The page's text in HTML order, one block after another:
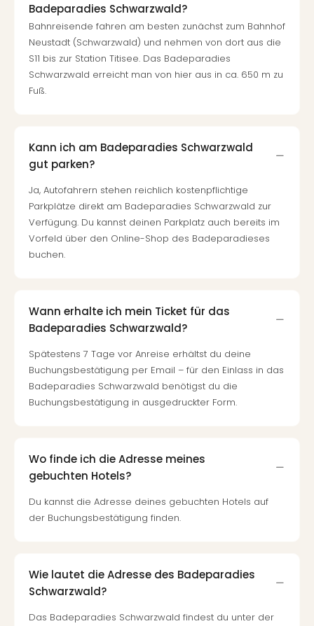
Badeparadies Schwarzwald?
Bahnreisende fahren am besten zunächst zum Bahnhof
Neustadt (Schwarzwald) und nehmen von dort aus die
S11 bis zur Station Titisee. Das Badeparadies
Schwarzwald erreicht man von hier aus in ca. 650 m zu
Fuß.
Kann ich am Badeparadies Schwarzwald
gut parken?
Ja, Autofahrern stehen reichlich kostenpflichtige
Parkplätze direkt am Badeparadies Schwarzwald zur
Verfügung. Du kannst deinen Parkplatz auch bereits im
Vorfeld über den Online-Shop des Badeparadieses
buchen.
Wann erhalte ich mein Ticket für das
Badeparadies Schwarzwald?
Spätestens 7 Tage vor Anreise erhältst du deine
Buchungsbestätigung per Email – für den Einlass in das
Badeparadies Schwarzwald benötigst du die
Buchungsbestätigung in ausgedruckter Form.
Wo finde ich die Adresse meines
gebuchten Hotels?
Du kannst die Adresse deines gebuchten Hotels auf
der Buchungsbestätigung finden.
Wie lautet die Adresse des Badeparadies
Schwarzwald?
Das Badeparadies Schwarzwald findest du unter der